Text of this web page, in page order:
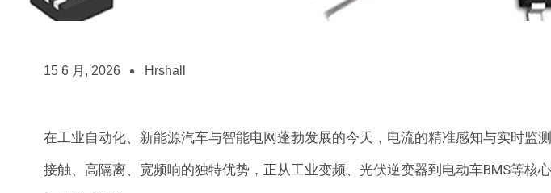
15 6 月, 2026 Hrshall
在工业自动化、新能源汽车与智能电网蓬勃发展的今天，电流的精准感知与实时监
接触、高隔离、宽频响的独特优势，正从工业变频、光伏逆变器到电动车BMS等